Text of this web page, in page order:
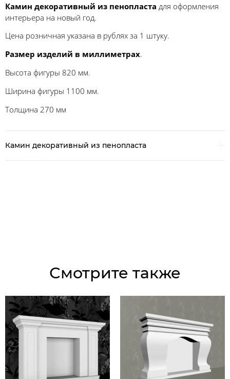
Камин декоративный из пенопласта для оформления
интерьера на новый год.
Цена розничная указана в рублях за 1 штуку.
Размер изделий в миллиметрах.
Высота фигуры 820 мм.
Ширина фигуры 1100 мм.
Толщина 270 мм
Камин декоративный из пенопласта
Смотрите также